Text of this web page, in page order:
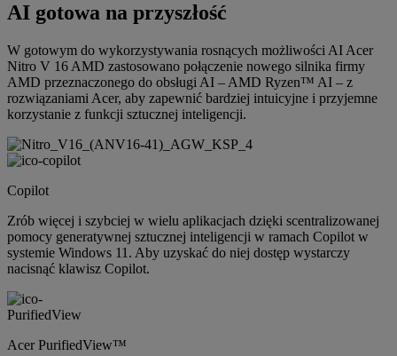
AI gotowa na przyszłość
W gotowym do wykorzystywania rosnących możliwości AI Acer
Nitro V 16 AMD zastosowano połączenie nowego silnika firmy
AMD przeznaczonego do obsługi AI – AMD Ryzen™ AI – z
rozwiązaniami Acer, aby zapewnić bardziej intuicyjne i przyjemne
korzystanie z funkcji sztucznej inteligencji.
Copilot
Zrób więcej i szybciej w wielu aplikacjach dzięki scentralizowanej
pomocy generatywnej sztucznej inteligencji w ramach Copilot w
systemie Windows 11. Aby uzyskać do niej dostęp wystarczy
nacisnąć klawisz Copilot.
Acer PurifiedView™